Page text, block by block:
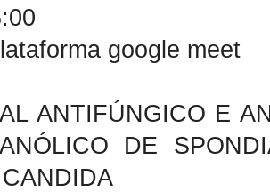
google meet
ANTIFÚNGICO E
DE